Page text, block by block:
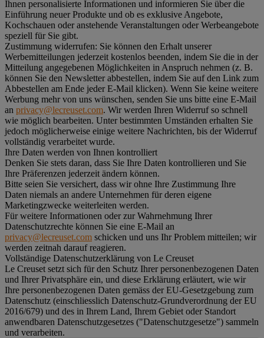
Ihnen personalisierte Informationen und informieren Sie über die
Einführung neuer Produkte und ob es exklusive Angebote,
Kochschauen oder anstehende Veranstaltungen oder Werbeangebote
speziell für Sie gibt.
Zustimmung widerrufen: Sie können den Erhalt unserer
Werbemitteilungen jederzeit kostenlos beenden, indem Sie die in der
Mitteilung angegebenen Möglichkeiten in Anspruch nehmen (z. B.
können Sie den Newsletter abbestellen, indem Sie auf den Link zum
Abbestellen am Ende jeder E-Mail klicken). Wenn Sie keine weitere
Werbung mehr von uns wünschen, senden Sie uns bitte eine E-Mail
an privacy@lecreuset.com. Wir werden Ihren Widerruf so schnell
wie möglich bearbeiten. Unter bestimmten Umständen erhalten Sie
jedoch möglicherweise einige weitere Nachrichten, bis der Widerruf
vollständig verarbeitet wurde.
Ihre Daten werden von Ihnen kontrolliert
Denken Sie stets daran, dass Sie Ihre Daten kontrollieren und Sie
Ihre Präferenzen jederzeit ändern können.
Bitte seien Sie versichert, dass wir ohne Ihre Zustimmung Ihre
Daten niemals an andere Unternehmen für deren eigene
Marketingzwecke weiterleiten werden.
Für weitere Informationen oder zur Wahrnehmung Ihrer
Datenschutzrechte können Sie eine E-Mail an
privacy@lecreuset.com schicken und uns Ihr Problem mitteilen; wir
werden zeitnah darauf reagieren.
Vollständige Datenschutzerklärung von Le Creuset
Le Creuset setzt sich für den Schutz Ihrer personenbezogenen Daten
und Ihrer Privatsphäre ein, und diese Erklärung erläutert, wie wir
Ihre personenbezogenen Daten gemäss der EU-Gesetzgebung zum
Datenschutz (einschliesslich Datenschutz-Grundverordnung der EU
2016/679) und des in Ihrem Land, Ihrem Gebiet oder Standort
anwendbaren Datenschutzgesetzes ("Datenschutzgesetze") sammeln
und verarbeiten.